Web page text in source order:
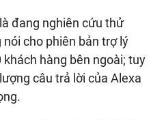
đang nghiên cứu thử
cho phiên bản trợ lý
khách hàng bên ngoài; tuy
câu trả lời của Alexa